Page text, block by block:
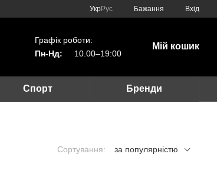
УкрРус Бажання Вхід
Графік роботи:
Пн-Нд:
10.00–19:00
Мій кошик
Спорт Бренди
Сортування: за популярністю